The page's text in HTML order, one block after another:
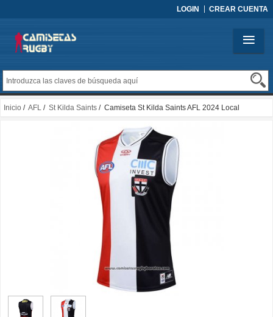
LOGIN CREAR CUENTA
Inicio / AFL / St Kilda Saints / Camiseta St Kilda Saints AFL 2024 Local